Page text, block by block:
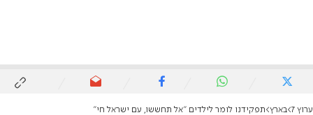
ערוץ 7 בארץ תפקידנו לומר לילדים "אל תחששו, עם ישראל חי"